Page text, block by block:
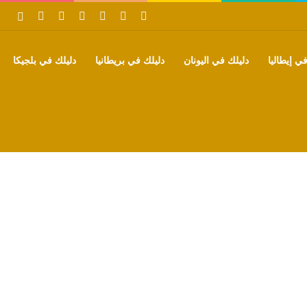
فيسبوك بينتيريست‫YouTube
تيلقرام واتساب
إيطاليا دليلك في اليونان دليلك في بريطانيا دليلك في بلجيكا